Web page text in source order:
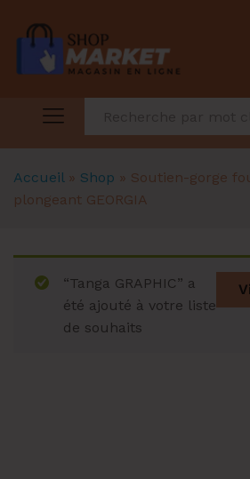
Accueil» Shop » Soutien-gorge
plongeant GEORGIA
“Tanga GRAPHIC” a
été ajouté à votre liste
de souhaits